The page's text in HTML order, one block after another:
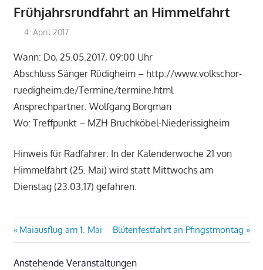
Frühjahrsrundfahrt an Himmelfahrt
4. April 2017
Wann: Do, 25.05.2017, 09:00 Uhr
Abschluss Sänger Rüdigheim – http://www.volkschor-
ruedigheim.de/Termine/termine.html
Ansprechpartner: Wolfgang Borgman
Wo: Treffpunkt – MZH Bruchköbel-Niederissigheim
Hinweis für Radfahrer: In der Kalenderwoche 21 von
Himmelfahrt (25. Mai) wird statt Mittwochs am
Dienstag (23.03.17) gefahren.
Beitragsnavigation
Vorheriger
Beitrag:
Maiausflug am 1. Mai
Nächster
Beitrag:
Blütenfestfahrt an Pfingstmontag
Anstehende Veranstaltungen